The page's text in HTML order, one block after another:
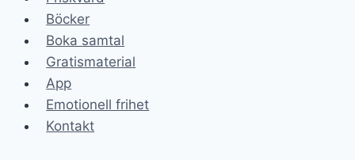
Böcker
Boka samtal
Gratismaterial
App
Emotionell frihet
Kontakt